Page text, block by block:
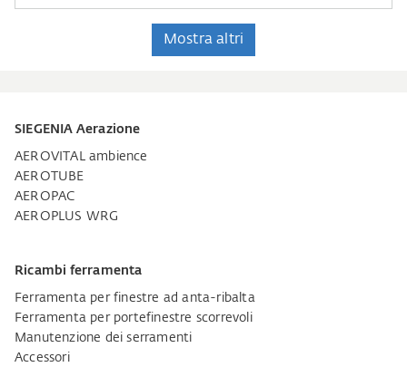
Mostra altri
SIEGENIA Aerazione
AEROVITAL ambience
AEROTUBE
AEROPAC
AEROPLUS WRG
Ricambi ferramenta
Ferramenta per finestre ad anta-ribalta
Ferramenta per portefinestre scorrevoli
Manutenzione dei serramenti
Accessori